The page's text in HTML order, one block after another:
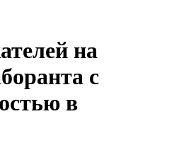
на
с
в